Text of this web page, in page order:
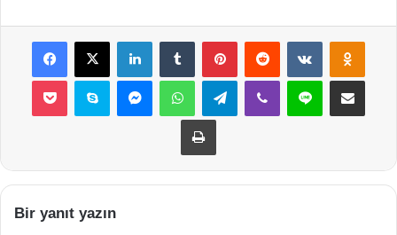
Facebook
X LinkedInTumblr PinterestReddit VKontakte
Pocket Skype MessengerWhatsAppTelegramViber Line E-Posta ile
Yazdır
Bir yanıt yazın